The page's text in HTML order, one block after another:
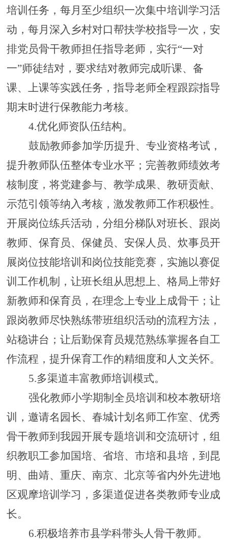
培训任务， 每月至少组织一次集中培训学习活
动 ， 每月深入乡村对口帮扶学校指导一次， 安
排党员骨干教师担任指导老师，实行“一对
一”师徒结对，要求结对教师完成听课、备
课、上课等实践任务，指导老师全程跟踪指导
期末时进行保教能力考核。
4.优化师资队伍结构。
鼓励教师参加学历提升、专业资格考试，
提升教师队伍整体专业水平；完善教师绩效考
核制度，将党建参与、教学成果、教研贡献、
示范引领等纳入考核，激发教师工作积极性。
开展岗位练兵活动，分组分梯队对班长、跟岗
教师、保育员、保健员、安保人员、炊事员开
展岗位技能培训和岗位技能竞赛 ， 实施以赛促
训工作机制， 让班长组 从思想上、格局上带好
新教师和保育员，在理念上专业上成骨干； 让
跟岗教师尽快熟练带班组织活动的流程方法，
站稳讲台； 让后勤保育员规范熟练掌握各自工
作流程，提升保育工作的精细度和人文关怀。
5.多渠道丰富教师培训模式。
强化教师小学期制全员培训和校本教研培
训
，邀请名园长、 春城计划名师工作室、优秀
骨干教师到我园开展专题培训和交流研讨，组
织教职工参加国培、省培、市培和县培，到昆
明 、 曲靖、重庆、 南京、北京等省内外先进地
区观摩培训学习，多渠道促进各类教师专业成
长。
6.积极培养市县学科带头人骨干教师。